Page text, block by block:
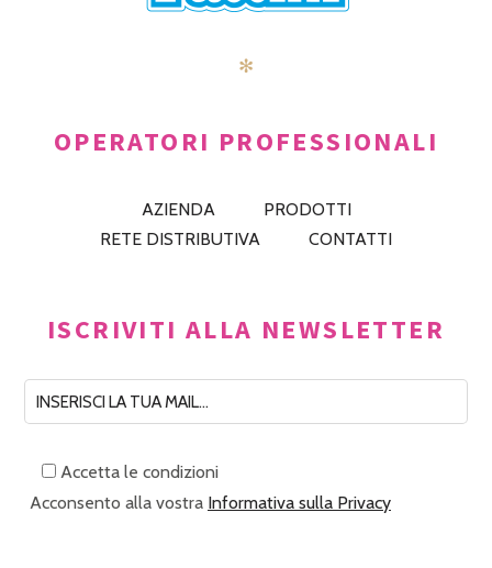
✻
OPERATORI PROFESSIONALI
AZIENDA
PRODOTTI
RETE DISTRIBUTIVA
CONTATTI
ISCRIVITI ALLA NEWSLETTER
Accetta le condizioni
Acconsento alla vostra Informativa sulla Privacy